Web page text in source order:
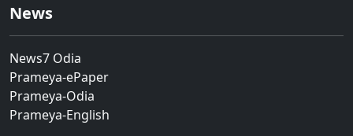
News
News7 Odia
Prameya-ePaper
Prameya-Odia
Prameya-English